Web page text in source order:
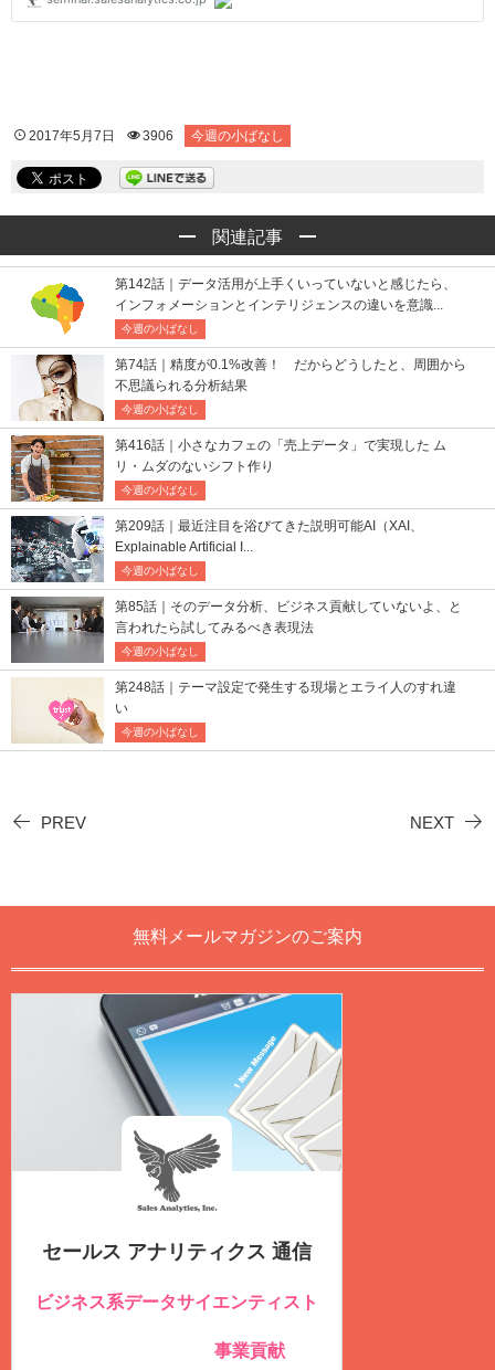
2017年5月7日 3906 今週の小ばなし
関連記事
第142話｜データ活用が上手くいっていないと感じたら、
インフォメーションとインテリジェンスの違いを意識...
今週の小ばなし
第74話｜精度が0.1%改善！ だからどうしたと、周囲から
不思議られる分析結果
今週の小ばなし
第416話｜小さなカフェの「売上データ」で実現した ム
リ・ムダのないシフト作り
今週の小ばなし
第209話｜最近注目を浴びてきた説明可能AI（XAI、
Explainable Artificial I...
今週の小ばなし
第85話｜そのデータ分析、ビジネス貢献していないよ、と
言われたら試してみるべき表現法
今週の小ばなし
第248話｜テーマ設定で発生する現場とエライ人のすれ違
い
今週の小ばなし
PREV NEXT
無料メールマガジンのご案内
セールス アナリティクス 通信
ビジネス系データサイエンティスト
事業貢献